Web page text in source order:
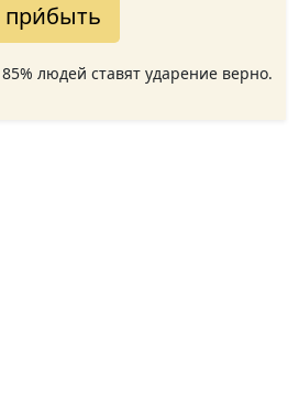
при́быть
людей ставят ударение верно.